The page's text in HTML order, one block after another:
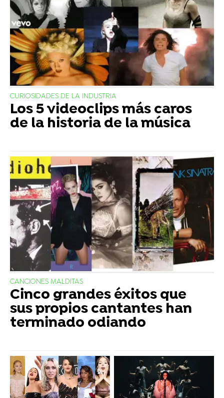
CURIOSIDADES DE LA INDUSTRIA
Los 5 videoclips más caros
de la historia de la música
CANCIONES MALDITAS
Cinco grandes éxitos que
sus propios cantantes han
terminado odiando